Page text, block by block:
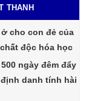
THANH
cho con đẻ của
độc hóa học
ngày đêm đẩy
danh tính hài